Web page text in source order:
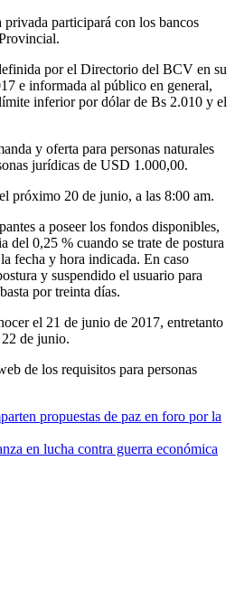
participará con los bancos
por el Directorio del BCV en su
e informada al público en general,
inferior por dólar de Bs 2.010 y el
y oferta para personas naturales
jurídicas de USD 1.000,00.
próximo 20 de junio, a las 8:00 am.
a poseer los fondos disponibles,
del 0,25 % cuando se trate de postura
fecha y hora indicada. En caso
y suspendido el usuario para
por treinta días.
el 21 de junio de 2017, entretanto
de junio.
de los requisitos para personas
propuestas de paz en foro por la
en lucha contra guerra económica